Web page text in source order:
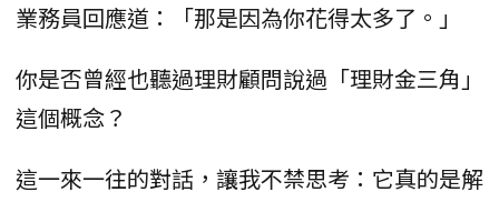
業務員回應道：「那是因為你花得太多了。」
你是否曾經也聽過理財顧問說過「理財金三角」
這個概念？
這一來一往的對話，讓我不禁思考：它真的是解